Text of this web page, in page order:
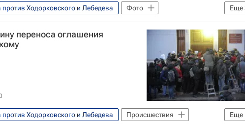
Еще
Ходорковского и Лебедева
Фото
Ходорковскому и Лебедеву
Оглашение приговора Ходорковскому и Лебедеву
переноса оглашения
Еще
Ходорковского и Лебедева
Происшествия